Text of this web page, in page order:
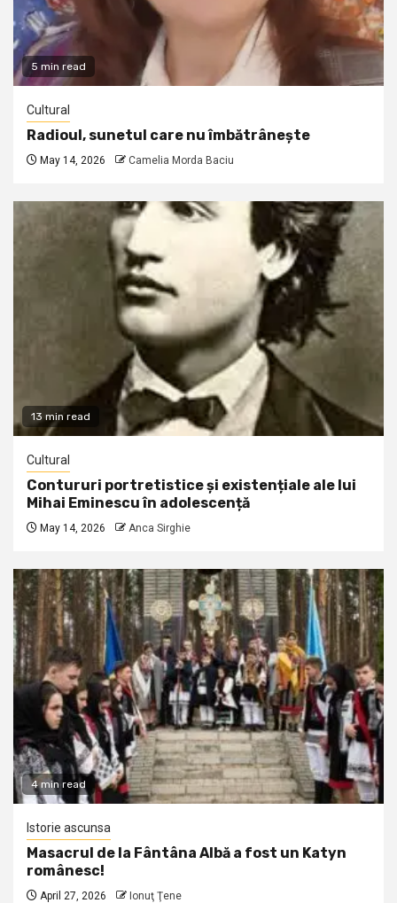
5 min read
Cultural
Radioul, sunetul care nu îmbătrânește
May 14, 2026 Camelia Morda Baciu
13 min read
Cultural
Contururi portretistice și existențiale ale lui
Mihai Eminescu în adolescență
May 14, 2026 Anca Sirghie
4 min read
Istorie ascunsa
Masacrul de la Fântâna Albă a fost un Katyn
românesc!
April 27, 2026 Ionuţ Ţene